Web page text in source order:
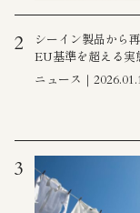
2
シーイン製品から
EU基準を超える実
ニュース｜
3